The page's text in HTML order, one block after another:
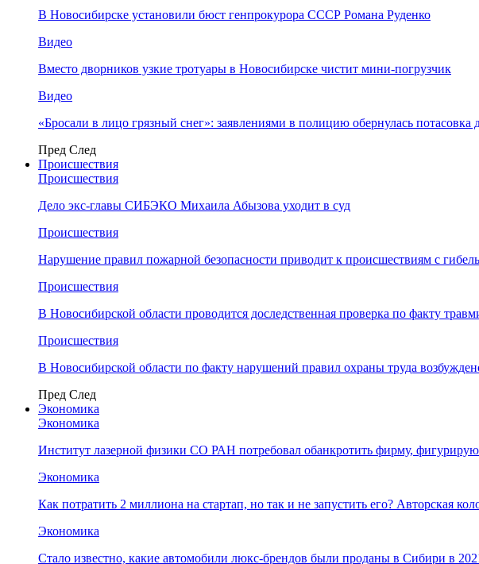
В Новосибирске установили бюст генпрокурора СССР Романа Руденко
Видео
Вместо дворников узкие тротуары в Новосибирске чистит мини-погрузчик
Видео
«Бросали в лицо грязный снег»: заявлениями в полицию обернулась потасовка
Пред След
Происшествия
Происшествия
Дело экс-главы СИБЭКО Михаила Абызова уходит в суд
Происшествия
Нарушение правил пожарной безопасности приводит к происшествиям с
Происшествия
В Новосибирской области проводится доследственная проверка по факту
Происшествия
В Новосибирской области по факту нарушений правил охраны труда
Пред След
Экономика
Экономика
Институт лазерной физики СО РАН потребовал обанкротить фирму,
Экономика
Как потратить 2 миллиона на стартап, но так и не запустить его? Авторская
Экономика
Стало известно, какие автомобили люкс-брендов были проданы в Сибири в